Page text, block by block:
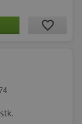
favorite